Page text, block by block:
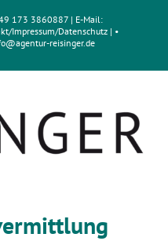
173 3860887 | E-Mail:
Impressum/Datenschutz | •
reisinger.de